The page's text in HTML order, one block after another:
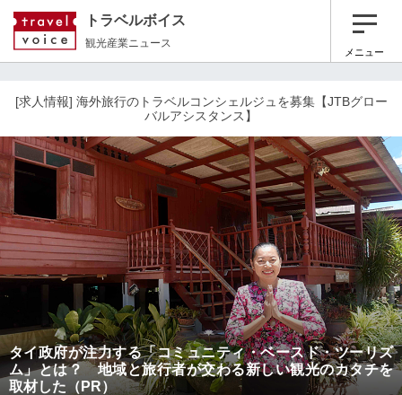
トラベルボイス
観光産業ニュース
メニュー
[求人情報] 海外旅行のトラベルコンシェルジュを募集【JTBグロー
バルアシスタンス】
タイ政府が注力する「コミュニティ・ベースド・ツーリズ
ム」とは？ 地域と旅行者が交わる新しい観光のカタチを
取材した（PR）